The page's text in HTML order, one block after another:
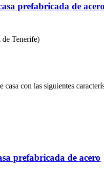
prefabricada de acero
de Tenerife)
con las siguientes
prefabricada de acero